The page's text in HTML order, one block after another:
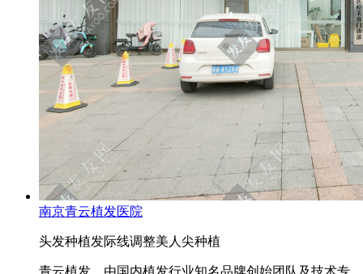
南京青云植发医院
头发种植发际线调整美人尖种植
青云植发，由国内植发行业知名品牌创始团队及技术专